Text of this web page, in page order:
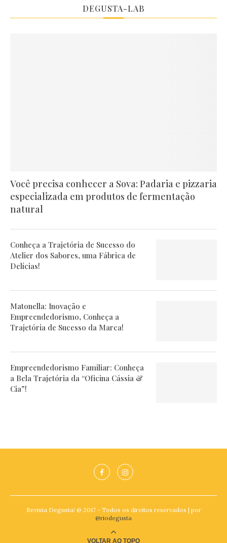
DEGUSTA-LAB
Você precisa conhecer a Sova: Padaria e pizzaria
especializada em produtos de fermentação
natural
Conheça a Trajetória de Sucesso do
Atelier dos Sabores, uma Fábrica de
Delícias!
Matonella: Inovação e
Empreendedorismo, Conheça a
Trajetória de Sucesso da Marca!
Empreendedorismo Familiar: Conheça
a Bela Trajetória da “Oficina Cássia &
Cia”!
Revista Degusta! @ 2017 - Todos os direitos reservados | por
@riodegusta
VOLTAR AO TOPO